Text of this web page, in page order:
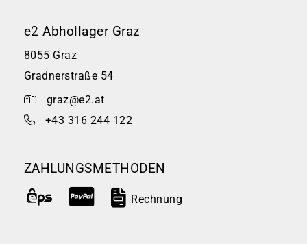
e2 Abhollager Graz
8055 Graz
Gradnerstraße 54
graz@e2.at
+43 316 244 122
ZAHLUNGSMETHODEN
Rechnung